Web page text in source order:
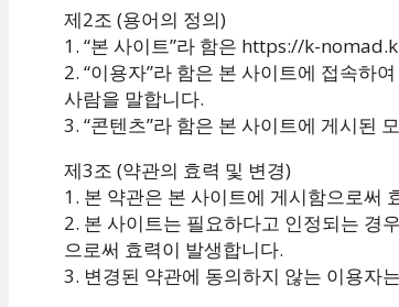
제2조 (용어의 정의)
1. “본 사이트”라 함은 https://k-
2. “이용자”라 함은 본 사이트에 접속하
사람을 말합니다.
3. “콘텐츠”라 함은 본 사이트에 게시된
제3조 (약관의 효력 및 변경)
1. 본 약관은 본 사이트에 게시함으로써
2. 본 사이트는 필요하다고 인정되는 경
으로써 효력이 발생합니다.
3. 변경된 약관에 동의하지 않는 이용자